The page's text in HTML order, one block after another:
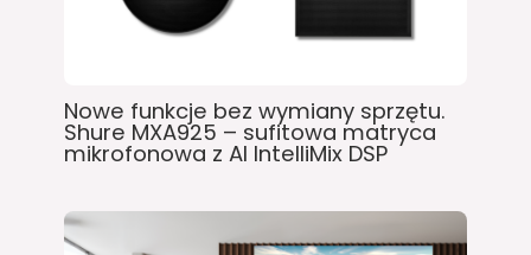
Nowe funkcje bez wymiany sprzętu.
Shure MXA925 – sufitowa matryca
mikrofonowa z AI IntelliMix DSP